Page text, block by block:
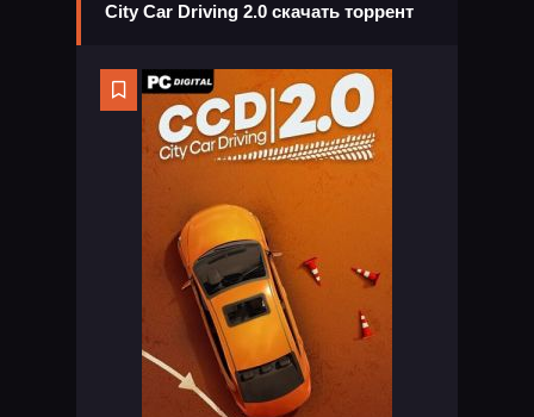
City Car Driving 2.0 скачать торрент